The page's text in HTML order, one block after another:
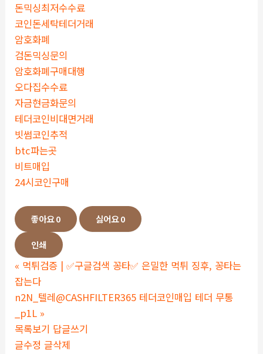
돈믹싱최저수수료
코인돈세탁테더거래
암호화폐
검돈믹싱문의
암호화폐구매대행
오다집수수료
자금현금화문의
테더코인비대면거래
빗썸코인추적
btc파는곳
비트매입
24시코인구매
좋아요0 싫어요0
인쇄
« 먹튀검증 | ✅구글검색 꽁타✅ 은밀한 먹튀 징후, 꽁타는
잡는다
n2N_텔레@CASHFILTER365 테더코인매입 테더 무통
_p1L »
목록보기 답글쓰기
글수정 글삭제